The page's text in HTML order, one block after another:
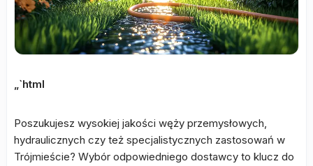
„`html
Poszukujesz wysokiej jakości węży przemysłowych,
hydraulicznych czy też specjalistycznych zastosowań w
Trójmieście? Wybór odpowiedniego dostawcy to klucz do